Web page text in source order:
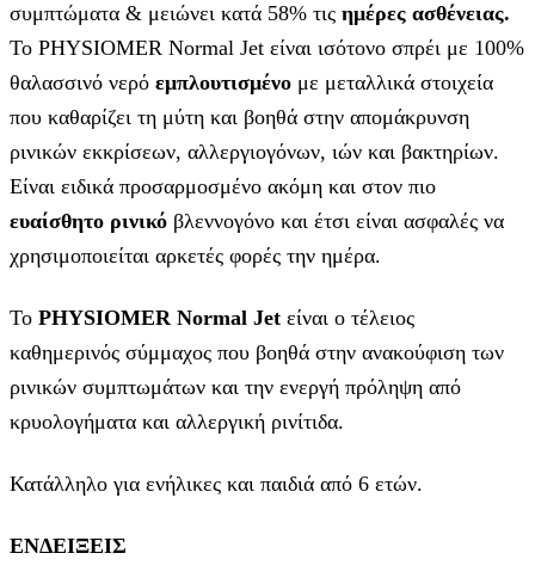
συμπτώματα & μειώνει κατά 58% τις ημέρες ασθένειας.
Το PHYSIOMER Normal Jet είναι ισότονο σπρέι με 100%
θαλασσινό νερό εμπλουτισμένο με μεταλλικά στοιχεία
που καθαρίζει τη μύτη και βοηθά στην απομάκρυνση
ρινικών εκκρίσεων, αλλεργιογόνων, ιών και βακτηρίων.
Είναι ειδικά προσαρμοσμένο ακόμη και στον πιο
ευαίσθητο ρινικό βλεννογόνο και έτσι είναι ασφαλές να
χρησιμοποιείται αρκετές φορές την ημέρα.
Το PHYSIOMER Normal Jet είναι ο τέλειος
καθημερινός σύμμαχος που βοηθά στην ανακούφιση των
ρινικών συμπτωμάτων και την ενεργή πρόληψη από
κρυολογήματα και αλλεργική ρινίτιδα.
Κατάλληλο για ενήλικες και παιδιά από 6 ετών.
ΕΝΔΕΙΞΕΙΣ